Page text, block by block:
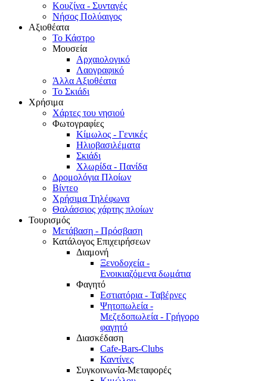
Κουζίνα - Συνταγές
Νήσος Πολύαιγος
Αξιοθέατα
Το Κάστρο
Μουσεία
Αρχαιολογικό
Λαογραφικό
Άλλα Αξιοθέατα
Το Σκιάδι
Χρήσιμα
Χάρτες του νησιού
Φωτογραφίες
Κίμωλος - Γενικές
Ηλιοβασιλέματα
Σκιάδι
Χλωρίδα - Πανίδα
Δρομολόγια Πλοίων
Βίντεο
Χρήσιμα Τηλέφωνα
Θαλάσσιος χάρτης πλοίων
Τουρισμός
Μετάβαση - Πρόσβαση
Κατάλογος Επιχειρήσεων
Διαμονή
Ξενοδοχεία -
Ενοικιαζόμενα δωμάτια
Φαγητό
Εστιατόρια - Ταβέρνες
Ψητοπωλεία -
Μεζεδοπωλεία - Γρήγορο
φαγητό
Διασκέδαση
Cafe-Bars-Clubs
Καντίνες
Συγκοινωνία-Μεταφορές